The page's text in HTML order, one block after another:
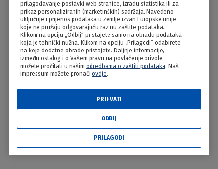
prilagođavanje postavki web stranice, izradu statistika ili za
prikaz personaliziranih (marketinških) sadržaja. Navedeno
uključuje i prijenos podataka u zemlje izvan Europske unije
koje ne pružaju odgovarajuću razinu zaštite podataka.
Klikom na opciju „Odbij“ pristajete samo na obradu podataka
koja je tehnički nužna. Klikom na opciju „Prilagodi“ odabirete
na koje dodatne obrade pristajete. Daljnje informacije,
između ostalog i o Vašem pravu na povlačenje privole,
možete pročitati u našim odredbama o zaštiti podataka. Naš
impressum možete pronaći ovdje.
ODBIJ
PRIHVATI
PRILAGODI